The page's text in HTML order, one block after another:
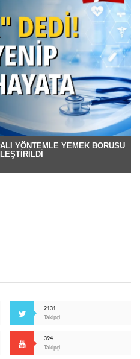
YÖNTEMLE YEMEK BORUSU
2131
Takipçi
394
Takipçi